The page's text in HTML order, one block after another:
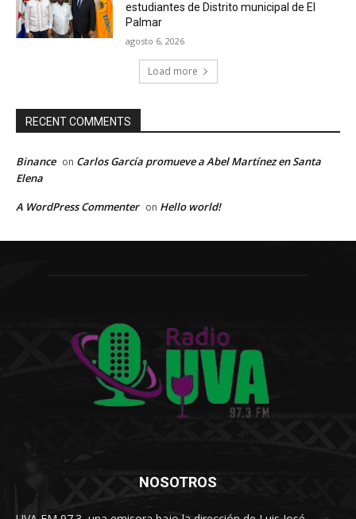
estudiantes de Distrito municipal de El
Palmar
agosto 6, 2026
Load more
RECENT COMMENTS
Binance on Carlos García promueve a Abel Martínez en Santa
Elena
A WordPress Commenter on Hello world!
NOSOTROS